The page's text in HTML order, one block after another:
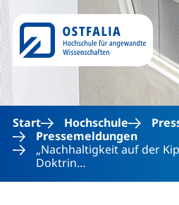
Start Hochschule
Pressemeldungen
„Nachhaltigkeit auf der
Doktrin…